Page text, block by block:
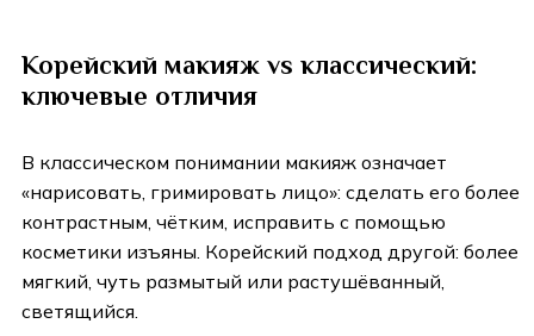
Корейский макияж vs классический:
ключевые отличия
В классическом понимании макияж означает
«нарисовать, гримировать лицо»: сделать его более
контрастным, чётким, исправить с помощью
косметики изъяны. Корейский подход другой: более
мягкий, чуть размытый или растушёванный,
светящийся.